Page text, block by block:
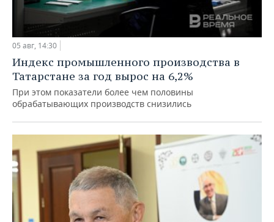
05 авг, 14:30
Индекс промышленного производства в
Татарстане за год вырос на 6,2%
При этом показатели более чем половины
обрабатывающих производств снизились